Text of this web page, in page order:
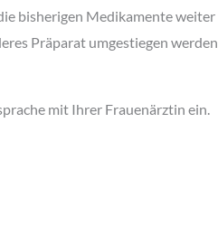
bisherigen Medikamente weiter
Präparat umgestiegen werden
mit Ihrer Frauenärztin ein.